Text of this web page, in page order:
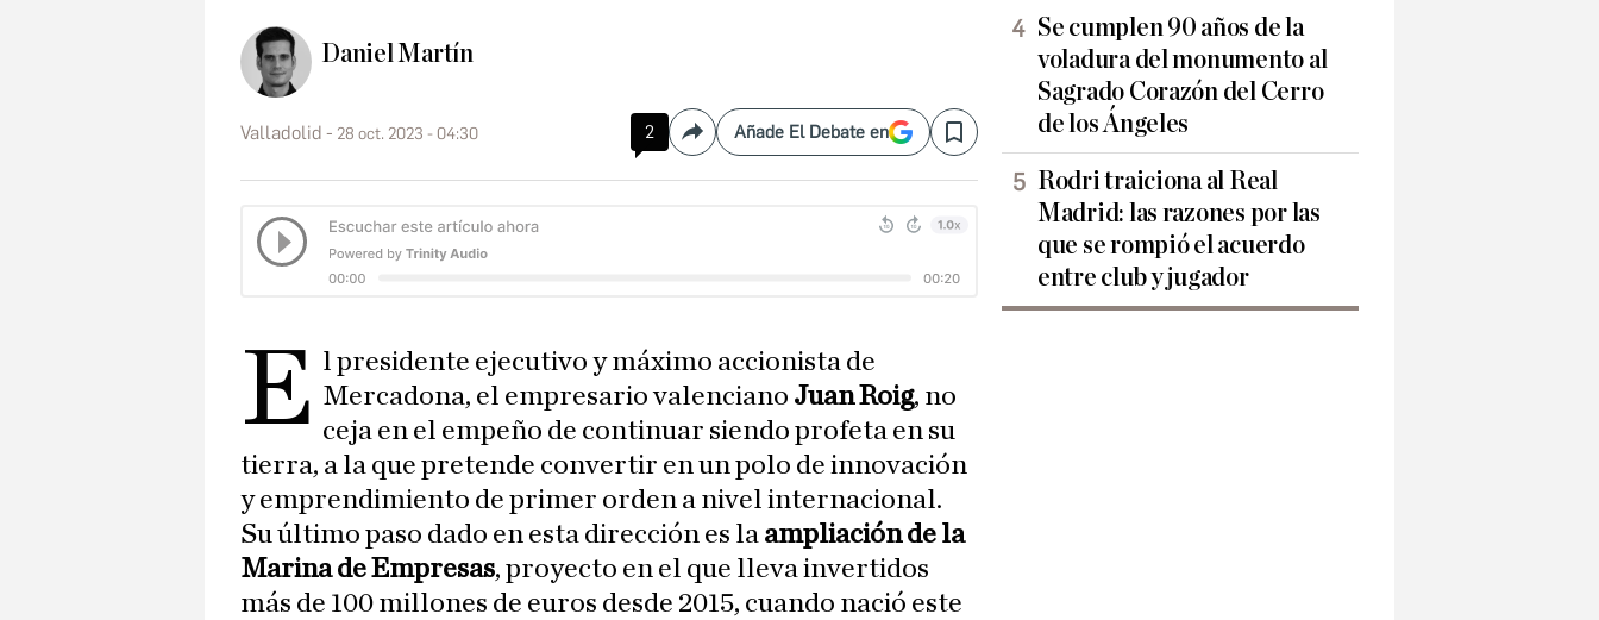
Daniel Martín
Valladolid 28 oct. 2023 - 04:30 2 CompartirAñade El Debate en Save
e l presidente ejecutivo y máximo accionista de
Mercadona, el empresario valenciano Juan Roig, no
ceja en el empeño de continuar siendo profeta en su
tierra, a la que pretende convertir en un polo de innovación
y emprendimiento de primer orden a nivel internacional.
Su último paso dado en esta dirección es la ampliación de la
Marina de Empresas, proyecto en el que lleva invertidos
más de 100 millones de euros desde 2015, cuando nació este
Se cumplen 90 años de la
voladura del monumento al
Sagrado Corazón del Cerro
de los Ángeles
Rodri traiciona al Real
Madrid: las razones por las
que se rompió el acuerdo
entre club y jugador